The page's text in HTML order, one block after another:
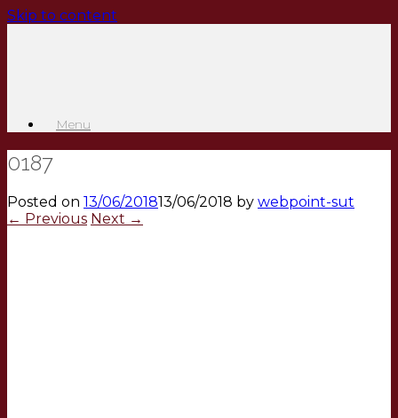
Skip to content
Menu
0187
Posted on 13/06/201813/06/2018 by webpoint-sut
← Previous Next →